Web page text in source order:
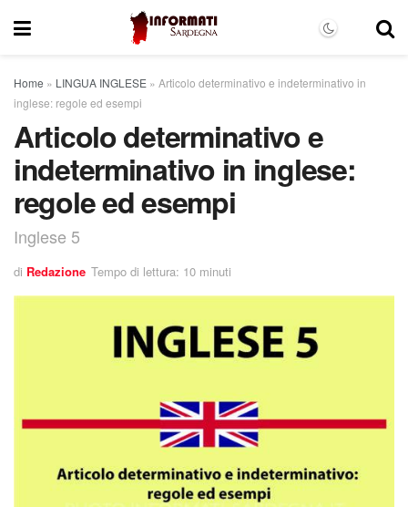
Home » LINGUA INGLESE » Articolo determinativo e indeterminativo in
inglese: regole ed esempi
Articolo determinativo e
indeterminativo in inglese:
regole ed esempi
Inglese 5
di Redazione Tempo di lettura: 10 minuti